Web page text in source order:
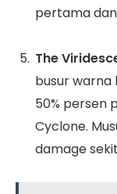
pertama
The
busur warna
50% persen
Cyclone.
damage